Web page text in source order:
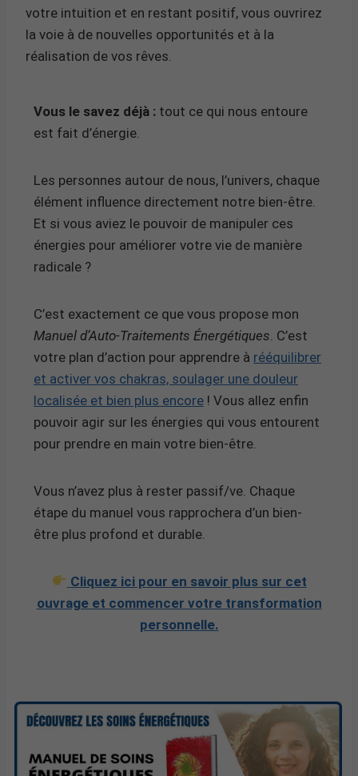
votre intuition et en restant positif, vous ouvrirez
la voie à de nouvelles opportunités et à la
réalisation de vos rêves.
Vous le savez déjà : tout ce qui nous entoure
est fait d’énergie.
Les personnes autour de nous, l’univers, chaque
élément influence directement notre bien-être.
Et si vous aviez le pouvoir de manipuler ces
énergies pour améliorer votre vie de manière
radicale ?
C’est exactement ce que vous propose mon
Manuel d’Auto-Traitements Énergétiques . C’est
votre plan d’action pour apprendre à rééquilibrer
et activer vos chakras, soulager une douleur
localisée et bien plus encore ! Vous allez enfin
pouvoir agir sur les énergies qui vous entourent
pour prendre en main votre bien-être.
Vous n’avez plus à rester passif/ve. Chaque
étape du manuel vous rapprochera d’un bien-
être plus profond et durable.
Cliquez ici pour en savoir plus sur cet
ouvrage et commencer votre transformation
personnelle.